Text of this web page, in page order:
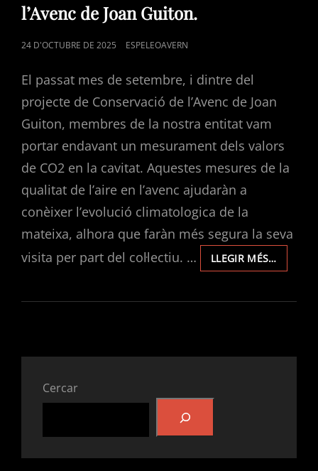
l’Avenc de Joan Guiton.
POSTED
24 D'OCTUBRE DE 2025 ESPELEOAVERN
El passat mes de setembre, i dintre del
projecte de Conservació de l’Avenc de Joan
Guiton, membres de la nostra entitat vam
portar endavant un mesurament dels valors
de CO2 en la cavitat. Aquestes mesures de la
qualitat de l’aire en l’avenc ajudaràn a
conèixer l’evolució climatologica de la
mateixa, alhora que faràn més segura la seva
visita per part del col·lectiu. …
LLEGIR MÉS…
DELS
DE
Cercar